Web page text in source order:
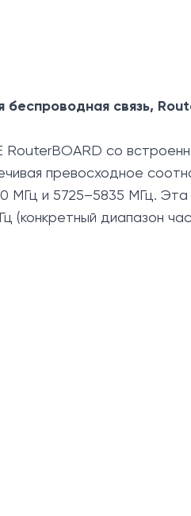
связь,
со
превосходное
МГц и 5725–5835 МГц.
диапазон